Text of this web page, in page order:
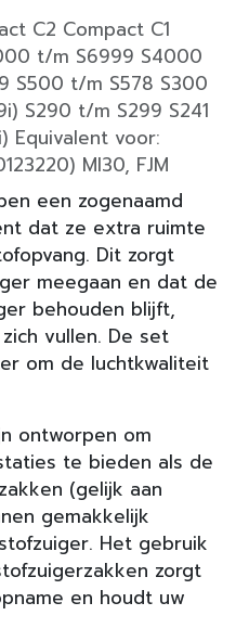
C2 Compact C1
t/m S6999 S4000
S500 t/m S578 S300
S290 t/m S299 S241
Equivalent voor:
MI30, FJM
een zogenaamd
dat ze extra ruimte
Dit zorgt
meegaan en dat de
behouden blijft,
vullen. De set
om de luchtkwaliteit
ontworpen om
te bieden als de
(gelijk aan
gemakkelijk
Het gebruik
zorgt
en houdt uw